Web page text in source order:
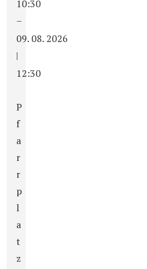
10:30
–
09. 08. 2026
|
12:30
P
f
a
r
r
p
l
a
t
z